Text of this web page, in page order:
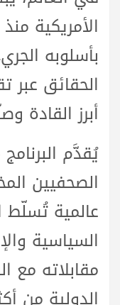
بأسلوبه
الحقائق عبر
أبرز القادة
يُقدَّم
الصحفيين
عالمية تُسلّط
السياسية
مقابلاته مع